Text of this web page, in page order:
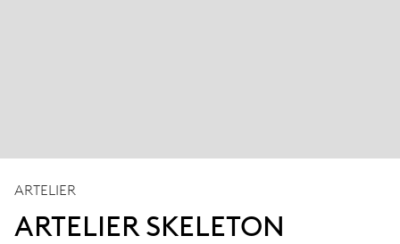
ARTELIER
ARTELIER SKELETON